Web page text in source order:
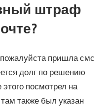
штраф
пришла смс
долг по решению
посмотрел на
также был указан